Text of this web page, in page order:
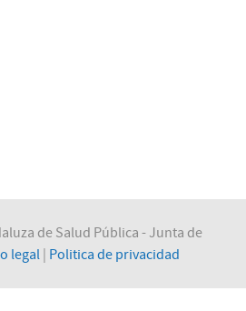
de Salud Pública - Junta de
legal| Politica de privacidad